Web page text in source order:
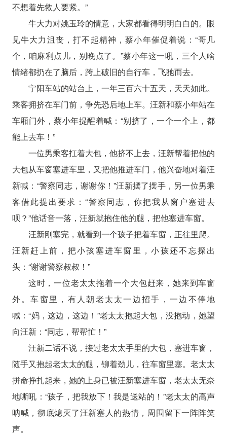
不想着先救人要紧。”
牛大力对姚玉玲的情意，大家都看得明明白白的。眼
见牛大力沮丧，打不起精神，蔡小年催促着说：“哥几
个，咱麻利点儿，别晚点了。”蔡小年这一吼，三个人啥
情绪都扔在了脑后，跨上破旧的自行车，飞驰而去。
宁阳车站的站台上，一年三百六十五天，天天如此。
乘客拥挤在车门前，争先恐后地上车。汪新和蔡小年站在
车厢门外，蔡小年提醒着喊：“别挤了，一个一个上，都
能上去车！”
一位男乘客扛着大包，他挤不上去，汪新帮着把他的
大包从车窗塞进车里，又把他推进车门，他兴奋地对着汪
新喊：“警察同志，谢谢你！”汪新摆了摆手，另一位男乘
客借此提出要求：“警察同志，你把我从窗户塞进去
呗？”他话音一落，汪新就抱住他的腿，把他塞进车窗。
汪新刚塞完，就看到一个孩子把着车窗，正往里爬。
汪新赶上前，把小孩塞进车窗里，小孩还不忘探出
头：“谢谢警察叔叔！”
这时，一位老太太拖着一个大包赶来，她来到车窗
外。车窗里，有人朝老太太一边招手，一边不停地
喊：“妈，这边，这边！”老太太抱起大包，没抱动，她望
向汪新：“同志，帮帮忙！”
汪新二话不说，接过老太太手里的大包，塞进车窗，
随手又抱起老太太的腿，铆着劲儿，往车窗里塞。老太太
拼命挣扎起来，她的上身已被汪新塞进车窗，老太太无奈
地嘶吼：“孩子，把我放下！我是送站的！”老太太的高声
呐喊，彻底熄灭了汪新塞人的热情，周围留下一阵阵笑
声。